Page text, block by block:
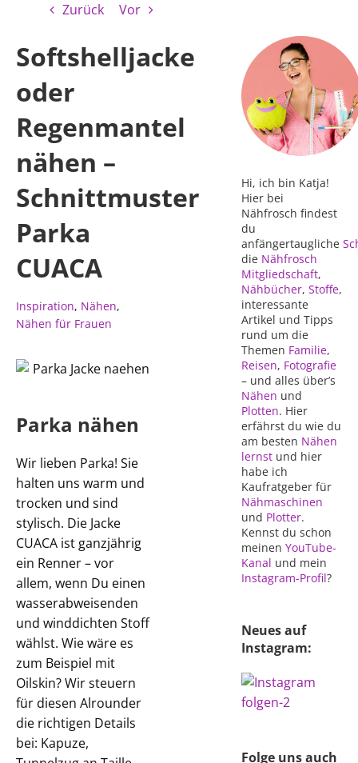
Zurück Vor
Softshelljacke
oder
Regenmantel
nähen –
Schnittmuster
Parka
CUACA
Inspiration, Nähen,
Nähen für Frauen
Parka nähen
Wir lieben Parka! Sie
halten uns warm und
trocken und sind
stylisch. Die Jacke
CUACA ist ganzjährig
ein Renner – vor
allem, wenn Du einen
wasserabweisenden
und winddichten Stoff
wählst. Wie wäre es
zum Beispiel mit
Oilskin? Wir steuern
für diesen Alrounder
die richtigen Details
bei: Kapuze,
Hi, ich bin Katja!
Hier bei
Nähfrosch findest
du
anfängertaugliche
die Nähfrosch
Mitgliedschaft,
Nähbücher, Stoffe,
interessante
Artikel und Tipps
rund um die
Themen Familie,
Reisen, Fotografie
– und alles über’s
Nähen und
Plotten. Hier
erfährst du wie du
am besten Nähen
lernstund hier
habe ich
Kaufratgeber für
Nähmaschinen
und Plotter.
Kennst du schon
meinen YouTube-
Kanal und mein
Instagram-Profil?
Neues auf
Instagram:
Folge uns auch